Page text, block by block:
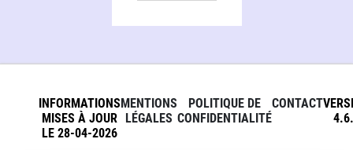
INFORMATIONS
MISES À JOUR
LE 28-04-2026
MENTIONS
LÉGALES
POLITIQUE DE
CONFIDENTIALITÉ
CONTACT